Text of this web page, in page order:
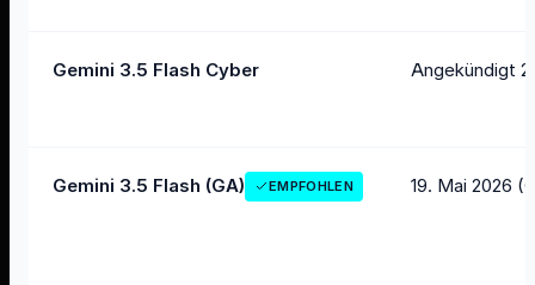
Gemini 3.5 Flash Cyber Angekündigt
Gemini 3.5 Flash (GA) EMPFOHLEN 19. Mai 2026